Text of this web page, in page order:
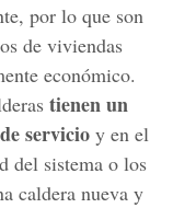
por lo que son
de viviendas
económico.
tienen un
servicio y en el
del sistema o los
caldera nueva y